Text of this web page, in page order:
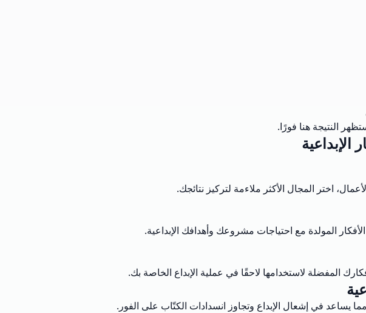
النتيجة هنا فورًا.
الإبداعية
اختر المجال الأكثر ملاءمة لتركيز نتائجك.
المولدة مع احتياجات مشروعك وأهدافك الإبداعية.
المفضلة لاستخدامها لاحقًا في عملية الإبداع الخاصة بك.
يساعد في إشعال الإبداع وتجاوز انسدادات الكتّاب على الفور.